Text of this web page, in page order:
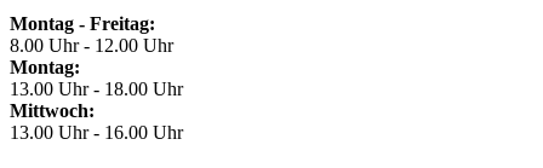
Montag - Freitag:
8.00 Uhr - 12.00 Uhr
Montag:
13.00 Uhr - 18.00 Uhr
Mittwoch:
13.00 Uhr - 16.00 Uhr